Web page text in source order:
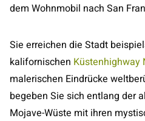
dem Wohnmobil nach San
Sie erreichen die Stadt
kalifornischen Küstenhighway
malerischen Eindrücke
begeben Sie sich entlang der
Mojave-Wüste mit ihren